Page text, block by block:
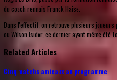
du coach rennais Franck Haise.
Dans l’effectif, on retrouve plusieurs joueurs
ou Wilson Isidor, ce dernier ayant même été
Related Articles
Cinq matchs amicaux au programme